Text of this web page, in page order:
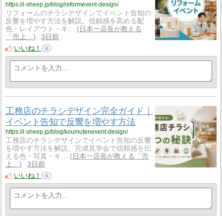
https://i-sheep.jp/blog/reformevent-design/
リフォームのチラシデザインでイベント告知の
反響を増やす方法を解説。信頼感を高める配
色・レイアウト・キ…
日本一店長が教える
「売上…
3日前
いいね！
4
工務店のチラシデザイン完全ガイド｜
イベント告知で反響を増やす方法
https://i-sheep.jp/blog/koumutenevent-design/
工務店のチラシデザインでイベント告知の反響
を増やす方法を解説。完成見学会で信頼感を伝
える色・写真・キ…
日本一店長が教える「売
上…
3日前
いいね！
4